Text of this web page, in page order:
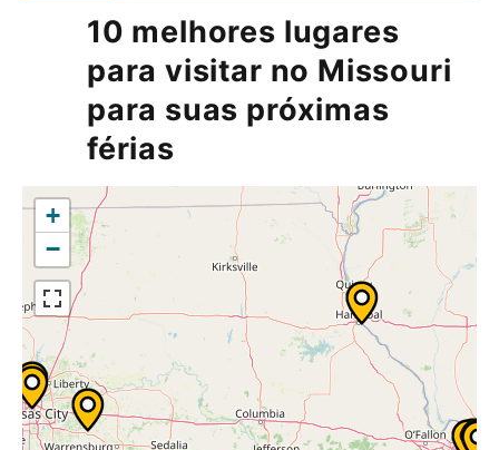
10 melhores lugares
para visitar no Missouri
para suas próximas
férias
+
−